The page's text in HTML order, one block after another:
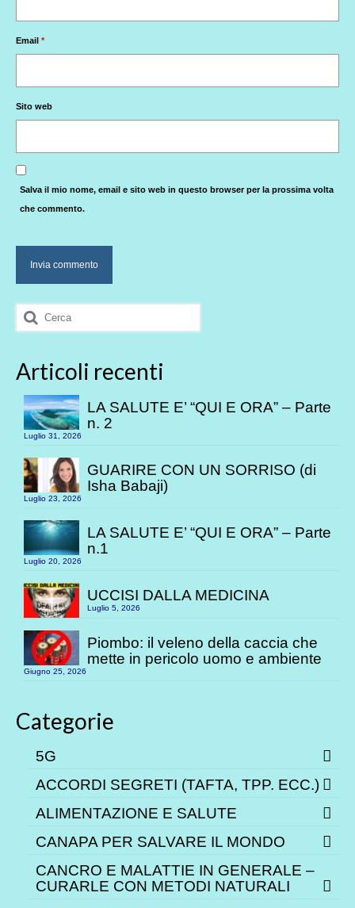
Email *
Sito web
Salva il mio nome, email e sito web in questo browser per la prossima volta
che commento.
Cerca:
Articoli recenti
LA SALUTE E’ “QUI E ORA” – Parte
n. 2
Luglio 31, 2026
GUARIRE CON UN SORRISO (di
Isha Babaji)
Luglio 23, 2026
LA SALUTE E’ “QUI E ORA” – Parte
n.1
Luglio 20, 2026
UCCISI DALLA MEDICINA
Luglio 5, 2026
Piombo: il veleno della caccia che
mette in pericolo uomo e ambiente
Giugno 25, 2026
Categorie
5G
ACCORDI SEGRETI (TAFTA, TPP. ECC.)
ALIMENTAZIONE E SALUTE
CANAPA PER SALVARE IL MONDO
CANCRO E MALATTIE IN GENERALE –
CURARLE CON METODI NATURALI